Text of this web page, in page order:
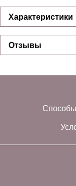
Характеристики
Отзывы
Способы